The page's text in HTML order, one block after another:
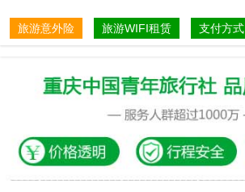
旅游意外险 旅游WIFI租赁 支付方式